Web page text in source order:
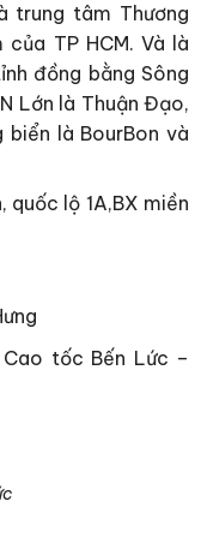
trung tâm Thương
TP HCM. Và là
đồng bằng Sông
Lớn là Thuận Đạo,
biển là BourBon và
quốc lộ 1A,BX miền
tốc Bến Lức –